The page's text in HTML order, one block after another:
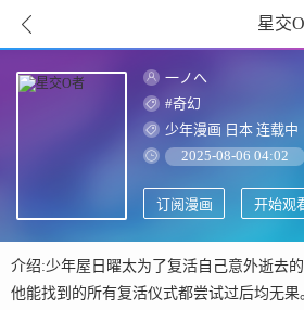
星交
一ノへ
#奇幻
少年漫画 日本 连载中
2025-08-06 04:02
订阅漫画 开始观
介绍:少年屋日曜太为了复活自己意外逝去
他能找到的所有复活仪式都尝试过后均无果